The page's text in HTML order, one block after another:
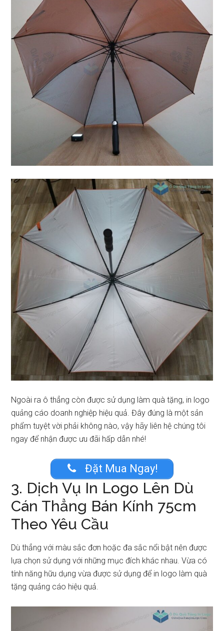
Ngoài ra ô thẳng còn được sử dụng làm quà tặng, in logo
quảng cáo doanh nghiệp hiệu quả. Đây đúng là một sản
phẩm tuyệt vời phải không nào, vậy hãy liên hệ chúng tôi
ngay để nhận được ưu đãi hấp dẫn nhé!
Đặt Mua Ngay!
3. Dịch Vụ In Logo Lên Dù
Cán Thẳng Bán Kính 75cm
Theo Yêu Cầu
Dù thẳng với màu sắc đơn hoặc đa sắc nổi bật nên được
lựa chọn sử dụng với những mục đích khác nhau. Vừa có
tính năng hữu dụng vừa được sử dụng để in logo làm quà
tặng quảng cáo hiệu quả.